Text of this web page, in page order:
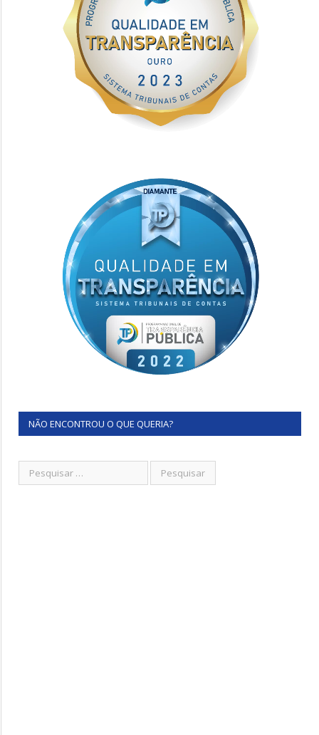
NÃO ENCONTROU O QUE QUERIA?